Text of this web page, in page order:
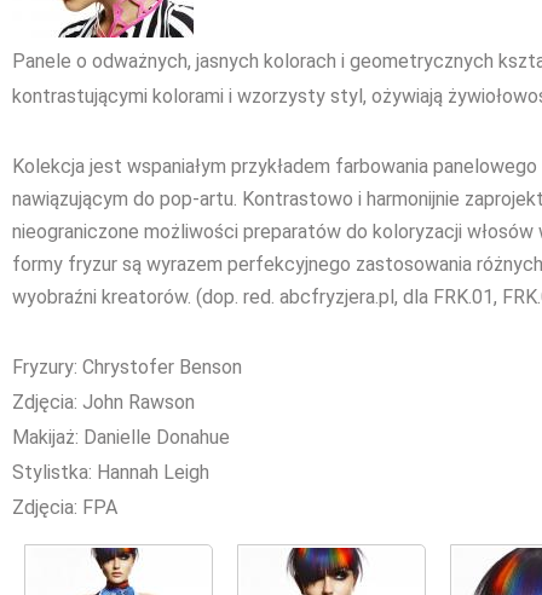
Panele o odważnych, jasnych kolorach i geometrycznych
kontrastującymi kolorami i wzorzysty styl, ożywiają
Kolekcja jest wspaniałym przykładem farbowania
nawiązującym do pop-artu. Kontrastowo i harmonijnie
nieograniczone możliwości preparatów do koloryzacji
formy fryzur są wyrazem perfekcyjnego zastosowania
wyobraźni kreatorów. (dop. red. abcfryzjera.pl, dla FRK.01,
Fryzury: Chrystofer Benson
Zdjęcia: John Rawson
Makijaż: Danielle Donahue
Stylistka: Hannah Leigh
Zdjęcia: FPA